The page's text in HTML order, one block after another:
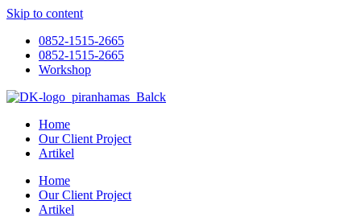
Skip to content
0852-1515-2665
0852-1515-2665
Workshop
Home
Our Client Project
Artikel
Home
Our Client Project
Artikel